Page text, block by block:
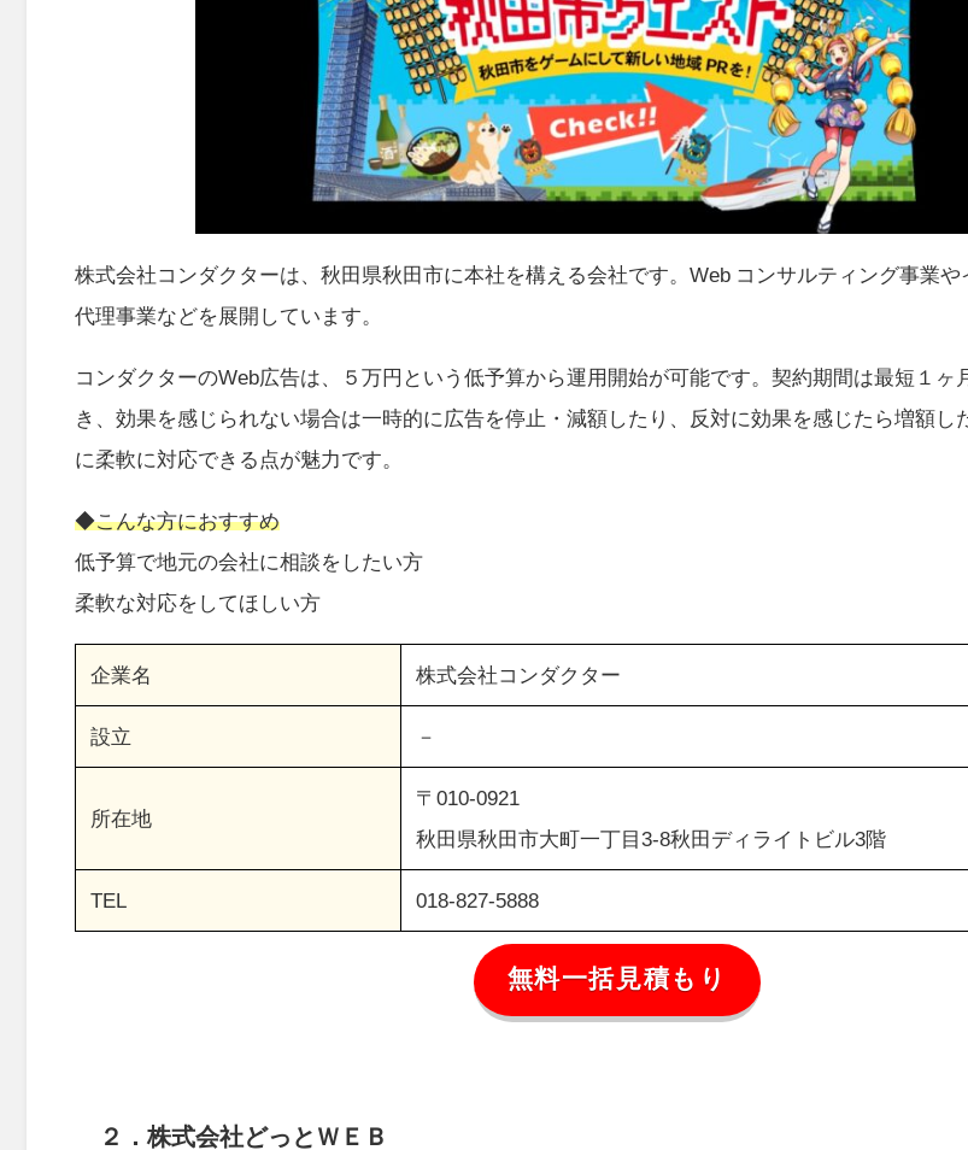
株式会社コンダクターは、秋田県秋田市に本社を構える会社です。Web コンサルティング事業
代理事業などを展開しています。
コンダクターのWeb広告は、５万円という低予算から運用開始が可能です。契約期間は最短１ヶ
き、 効果を感じられない場合は一時的に広告を停止・減額したり、反対に効果を感じたら増額し
に柔軟に対応できる点が魅力です。
◆こんな方におすすめ
低予算で地元の会社に相談をしたい方
柔軟な対応をしてほしい方
企業名 株式会社コンダクター
設立 －
所在地
〒010-0921
秋田県秋田市大町一丁目3-8秋田ディライトビル3階
TEL 018-827-5888
無料一括見積もり
２．株式会社どっとＷＥＢ